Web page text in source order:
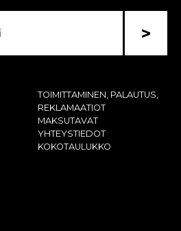
>
TOIMITTAMINEN, PALAUTUS,
REKLAMAATIOT
MAKSUTAVAT
YHTEYSTIEDOT
KOKOTAULUKKO